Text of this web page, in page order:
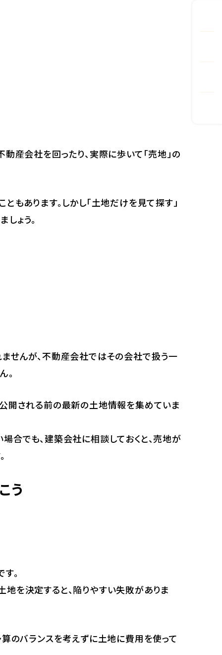
産会社を回ったり、実際に歩いて「売地」の
もあります。しかし「土地だけを見て探す」
ょう。
せんが、不動産会社ではその会社で扱う一
。
開される前の最新の土地情報を集めていま
合でも、建築会社に相談しておくと、売地が
う
。
を決定すると、陥りやすい失敗がありま
のバランスを考えずに土地に費用を使って